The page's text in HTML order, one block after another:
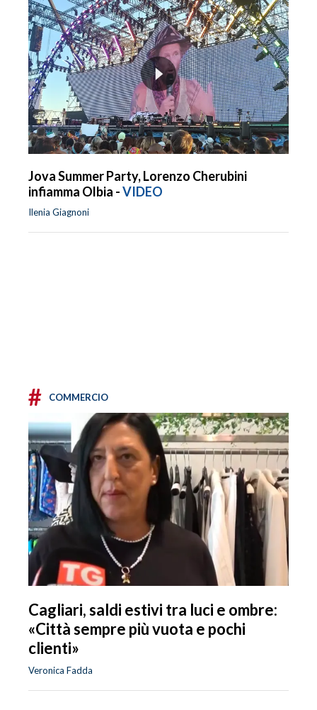
Jova Summer Party, Lorenzo Cherubini
infiamma Olbia -VIDEO
Ilenia Giagnoni
# COMMERCIO
Cagliari, saldi estivi tra luci e ombre:
«Città sempre più vuota e pochi
clienti»
Veronica Fadda